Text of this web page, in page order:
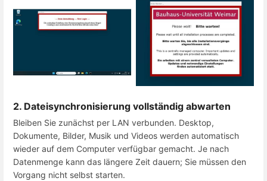
2. Dateisynchronisierung vollständig abwarten
Bleiben Sie zunächst per LAN verbunden. Desktop,
Dokumente, Bilder, Musik und Videos werden automatisch
wieder auf dem Computer verfügbar gemacht. Je nach
Datenmenge kann das längere Zeit dauern; Sie müssen den
Vorgang nicht selbst starten.